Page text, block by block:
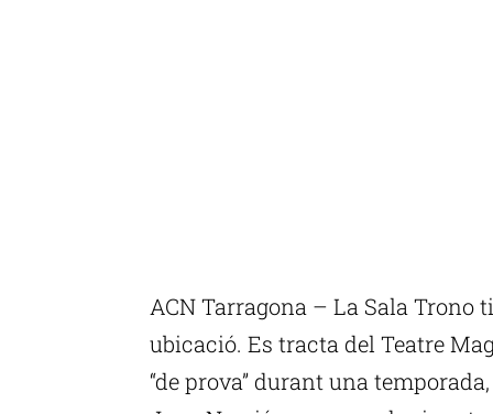
ACN Tarragona – La Sala Trono
ubicació. Es tracta del Teatre
“de prova” durant una